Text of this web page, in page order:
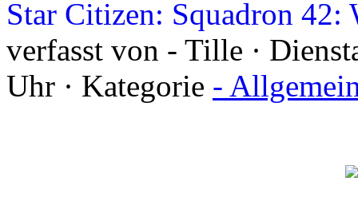
Star Citizen: Squadron 42:
verfasst von - Tille ·
Uhr · Kategorie -